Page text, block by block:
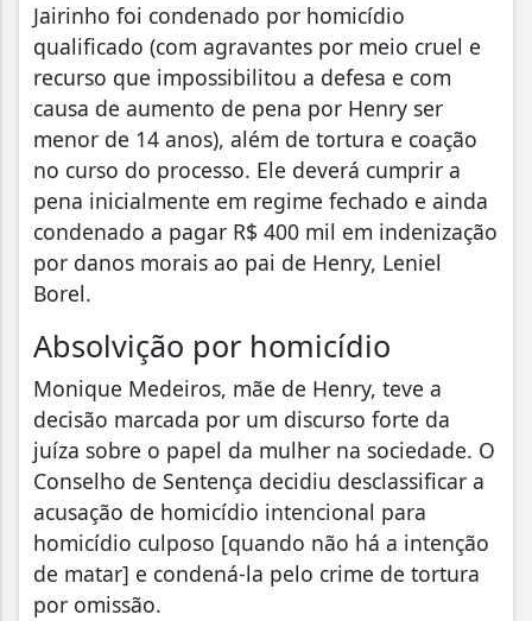
Jairinho foi condenado por homicídio
qualificado (com agravantes por meio cruel e
recurso que impossibilitou a defesa e com
causa de aumento de pena por Henry ser
menor de 14 anos), além de tortura e coação
no curso do processo. Ele deverá cumprir a
pena inicialmente em regime fechado e ainda
condenado a pagar R$ 400 mil em indenização
por danos morais ao pai de Henry, Leniel
Borel.
Absolvição por homicídio
Monique Medeiros, mãe de Henry, teve a
decisão marcada por um discurso forte da
juíza sobre o papel da mulher na sociedade. O
Conselho de Sentença decidiu desclassificar a
acusação de homicídio intencional para
homicídio culposo [quando não há a intenção
de matar] e condená-la pelo crime de tortura
por omissão.